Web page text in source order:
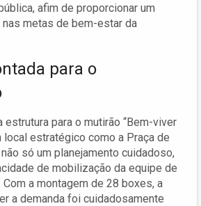
afim de proporcionar um
metas de bem-estar da
para o
estrutura para o mutirão “Bem-viver
local estratégico como a Praça de
só um planejamento cuidadoso,
de mobilização da equipe de
a montagem de 28 boxes, a
a demanda foi cuidadosamente